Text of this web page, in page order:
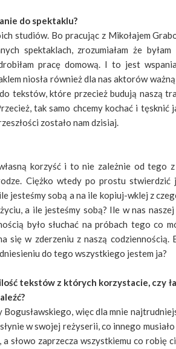
do spektaklu?
studiów. Bo pracując z Mikołajem
spektaklach, zrozumiałam że
pracę domową. I to jest
niosła również dla nas aktorów
tekstów, które przecież budują naszą
tak samo chcemy kochać i tęsknić
zostało nam dzisiaj.
korzyść i to nie zależnie od tego
Ciężko wtedy po prostu stwierdzić
jesteśmy sobą a na ile kopiuj-wklej z
a ile jesteśmy sobą? Ile w nas
było słuchać na próbach tego co
się w zderzeniu z naszą codziennością.
do tego wszystkiego jestem ja?
tekstów z których korzystacie, czy
więc dla mnie
w swojej reżyserii, co innego
słowo zaprzecza wszystkiemu co robię